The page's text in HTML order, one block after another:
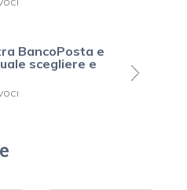
BancoPosta e
scegliere e